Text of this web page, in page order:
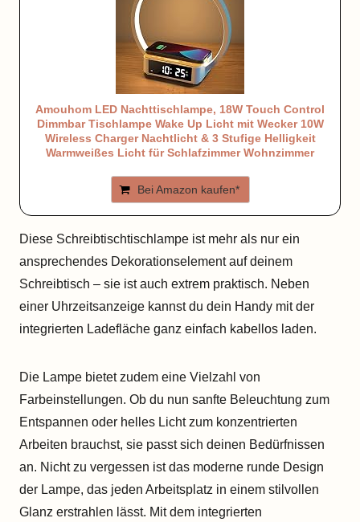
Amouhom LED Nachttischlampe, 18W Touch Control
Dimmbar Tischlampe Wake Up Licht mit Wecker 10W
Wireless Charger Nachtlicht & 3 Stufige Helligkeit
Warmweißes Licht für Schlafzimmer Wohnzimmer
Bei Amazon kaufen*
Diese Schreibtischtischlampe ist mehr als nur ein
ansprechendes Dekorationselement auf deinem
Schreibtisch – sie ist auch extrem praktisch. Neben
einer Uhrzeitsanzeige kannst du dein Handy mit der
integrierten Ladefläche ganz einfach kabellos laden.
Die Lampe bietet zudem eine Vielzahl von
Farbeinstellungen. Ob du nun sanfte Beleuchtung zum
Entspannen oder helles Licht zum konzentrierten
Arbeiten brauchst, sie passt sich deinen Bedürfnissen
an. Nicht zu vergessen ist das moderne runde Design
der Lampe, das jeden Arbeitsplatz in einem stilvollen
Glanz erstrahlen lässt. Mit dem integrierten